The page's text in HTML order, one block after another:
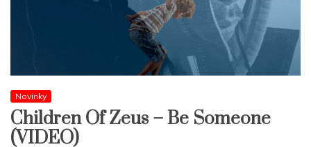
Novinky
Children Of Zeus – Be Someone
(VIDEO)